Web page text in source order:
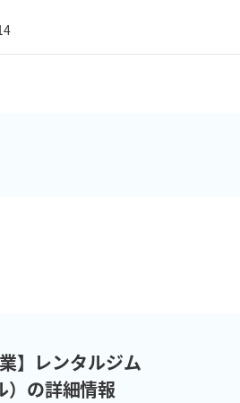
】レンタルジム
の詳細情報